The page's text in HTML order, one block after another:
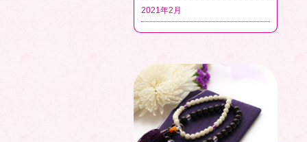
2021年2月